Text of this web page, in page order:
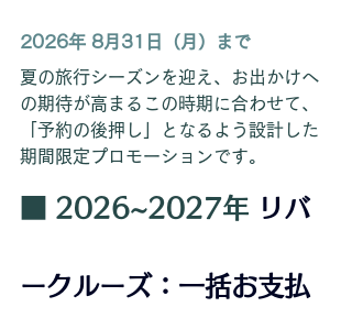
2026年 8月31日（月）まで
夏の旅行シーズンを迎え、お出かけへ
の期待が高まるこの時期に合わせて、
「予約の後押し」となるよう設計した
期間限定プロモーションです。
■ 2026~2027年 リバ
ークルーズ：一括お支払